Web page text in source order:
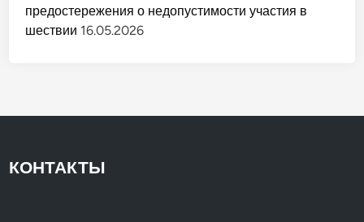
предостережения о недопустимости участия в
шествии 16.05.2026
КОНТАКТЫ